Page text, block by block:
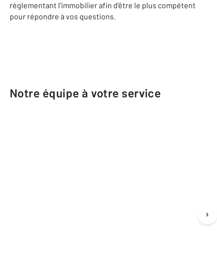
réglementant l’immobilier afin d’être le plus compétent
pour répondre à vos questions.
Notre équipe à votre service